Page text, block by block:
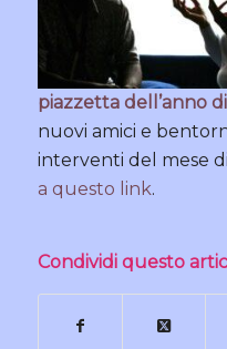
piazzetta dell’anno di
nuovi amici e
interventi del mese
a questo link.
Condividi questo